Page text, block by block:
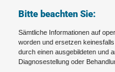
Bitte beachten Sie:
Sämtliche Informationen auf
worden und ersetzen
durch einen ausgebildeten und
Diagnosestellung oder